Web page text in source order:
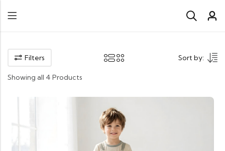
Filters Sort by:
Showing all 4 Products